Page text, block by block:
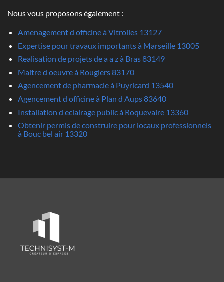
Nous vous proposons également :
Amenagement d officine à Vitrolles 13127
Expertise pour travaux importants à Marseille 13005
Realisation de projets de a a z à Bras 83149
Maitre d oeuvre à Rougiers 83170
Agencement de pharmacie à Puyricard 13540
Agencement d officine à Plan d Aups 83640
Installation d eclairage public à Roquevaire 13360
Obtenir permis de construire pour locaux professionnels
à Bouc bel air 13320